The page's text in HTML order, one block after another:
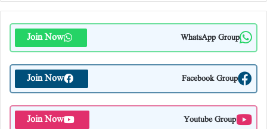
WhatsApp Group
Join Now
Facebook Group
Join Now
Youtube Group
Join Now